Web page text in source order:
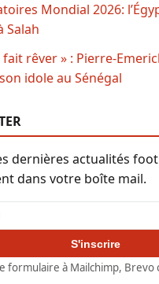
Mondial 2026:
Salah
fait rêver » : Pierre-
idole au Sénégal
dernières actualités
dans votre boîte mail.
S'inscrire
formulaire à Mailchimp, Brevo